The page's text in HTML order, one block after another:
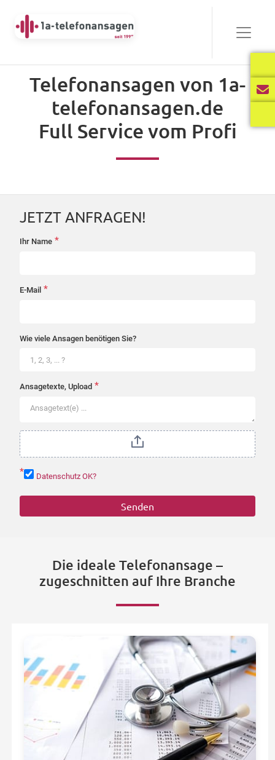
Bewährt
Player
00:00
Player
Telefonansagen von 1a-
telefonansagen.de
Full Service vom Profi
JETZT ANFRAGEN!
startseite-
Ihr Name *
E-Mail *
Wie viele Ansagen benötigen Sie?
Ansagetexte, Upload *
* Datenschutz OK?
Senden
Die ideale Telefonansage –
zugeschnitten auf Ihre Branche